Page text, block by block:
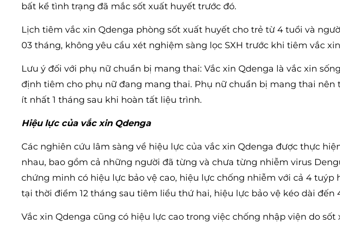
bất kể tình trạng đã mắc sốt xuất huyết trước đó.
Lịch tiêm vắc xin Qdenga phòng sốt xuất huyết cho trẻ từ 4 tuổi và
03 tháng, không yêu cầu xét nghiệm sàng lọc SXH trước khi tiêm vắc
Lưu ý đối với phụ nữ chuẩn bị mang thai: Vắc xin Qdenga là vắc xin
định tiêm cho phụ nữ đang mang thai. Phụ nữ chuẩn bị mang thai nên
ít nhất 1 tháng sau khi hoàn tất liệu trình.
Hiệu lực của vắc xin Qdenga
Các nghiên cứu lâm sàng về hiệu lực của vắc xin Qdenga được thực
nhau, bao gồm cả những người đã từng và chưa từng nhiễm virus
chứng minh có hiệu lực bảo vệ cao, hiệu lực chống nhiễm với cả 4 tuýp
tại thời điểm 12 tháng sau tiêm liều thứ hai, hiệu lực bảo vệ kéo dài đến
Vắc xin Qdenga cũng có hiệu lực cao trong việc chống nhập viện do